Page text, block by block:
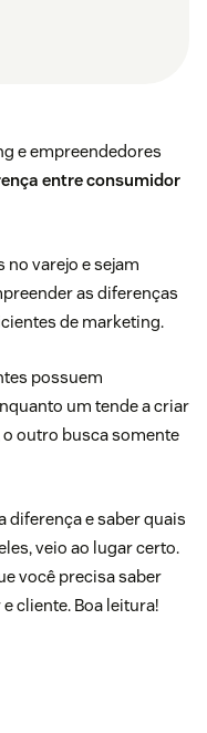
e empreendedores
entre consumidor
no varejo e sejam
as diferenças
de marketing.
possuem
um tende a criar
outro busca somente
diferença e saber quais
veio ao lugar certo.
você precisa saber
cliente. Boa leitura!